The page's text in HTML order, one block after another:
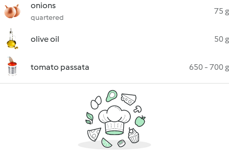
onions
quartered
75 g
olive oil 50 g
tomato passata 650 - 700 g